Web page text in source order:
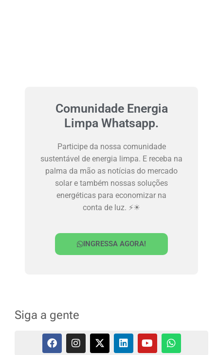
Comunidade Energia
Limpa Whatsapp.
Participe da nossa comunidade
sustentável de energia limpa. E receba na
palma da mão as notícias do mercado
solar e também nossas soluções
energéticas para economizar na
conta de luz. ⚡☀
INGRESSA AGORA!
Siga a gente